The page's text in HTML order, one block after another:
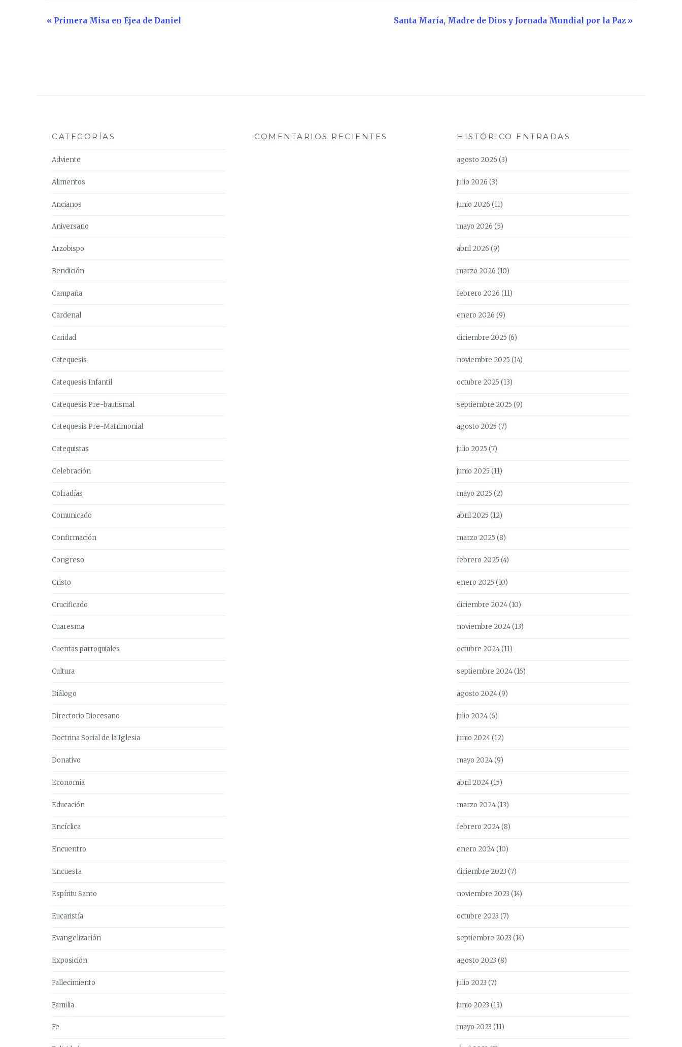
Navegación
« Primera Misa en Ejea de Daniel Santa María, Madre de Dios y Jornada Mundial por la Paz »
CATEGORÍAS
Adviento
Alimentos
Ancianos
Aniversario
Arzobispo
Bendición
Campaña
Cardenal
Caridad
Catequesis
Catequesis Infantil
Catequesis Pre-bautismal
Catequesis Pre-Matrimonial
Catequistas
Celebración
Cofradías
Comunicado
Confirmación
Congreso
Cristo
Crucificado
Cuaresma
Cuentas parroquiales
Cultura
Diálogo
Directorio Diocesano
Doctrina Social de la Iglesia
Donativo
Economía
Educación
Encíclica
Encuentro
Encuesta
Espíritu Santo
Eucaristía
Evangelización
Exposición
Fallecimiento
Familia
Fe
COMENTARIOS RECIENTES HISTÓRICO ENTRADAS
agosto 2026 (3)
julio 2026 (3)
junio 2026 (11)
mayo 2026 (5)
abril 2026 (9)
marzo 2026 (10)
febrero 2026 (11)
enero 2026 (9)
diciembre 2025 (6)
noviembre 2025 (14)
octubre 2025 (13)
septiembre 2025 (9)
agosto 2025 (7)
julio 2025 (7)
junio 2025 (11)
mayo 2025 (2)
abril 2025 (12)
marzo 2025 (8)
febrero 2025 (4)
enero 2025 (10)
diciembre 2024(10)
noviembre 2024(13)
octubre 2024(11)
septiembre 2024(16)
agosto 2024(9)
julio 2024(6)
junio 2024(12)
mayo 2024(9)
abril 2024(15)
marzo 2024(13)
febrero 2024(8)
enero 2024(10)
diciembre 2023 (7)
noviembre 2023 (14)
octubre 2023 (7)
septiembre 2023 (14)
agosto 2023 (8)
julio 2023 (7)
junio 2023 (13)
mayo 2023 (11)